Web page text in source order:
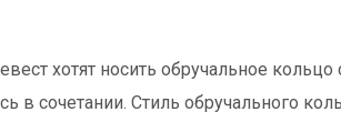
хотят носить обручальное
в сочетании. Стиль обручального